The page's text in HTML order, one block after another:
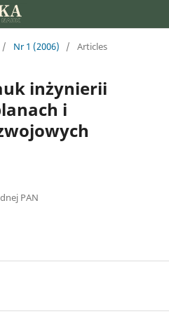
/ Nr 1 (2006) / Articles
inżynierii
i
PAN